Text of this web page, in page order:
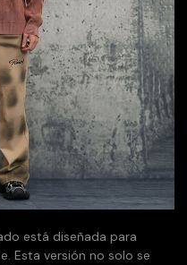
está diseñada para
Esta versión no solo se